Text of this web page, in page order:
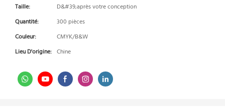
Taille:
D&#39;après votre conception
Quantité:
300 pièces
Couleur:
CMYK/B&W
Lieu D'origine: Chine